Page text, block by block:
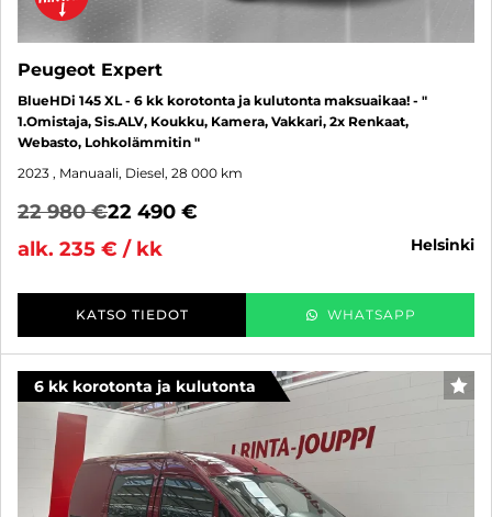
Peugeot Expert
BlueHDi 145 XL - 6 kk korotonta ja kulutonta maksuaikaa! - "
1.Omistaja, Sis.ALV, Koukku, Kamera, Vakkari, 2x Renkaat,
Webasto, Lohkolämmitin "
2023 , Manuaali, Diesel, 28 000 km
22 980 €22 490 €
alk. 235 € / kk
helsinki
KATSO TIEDOT WHATSAPP
6 kk korotonta ja kulutonta